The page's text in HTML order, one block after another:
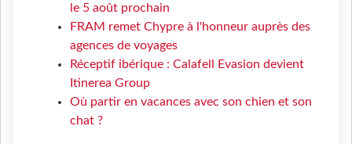
le 5 août prochain
FRAM remet Chypre à l'honneur auprès des
agences de voyages
Réceptif ibérique : Calafell Evasion devient
Itinerea Group
Où partir en vacances avec son chien et son
chat ?